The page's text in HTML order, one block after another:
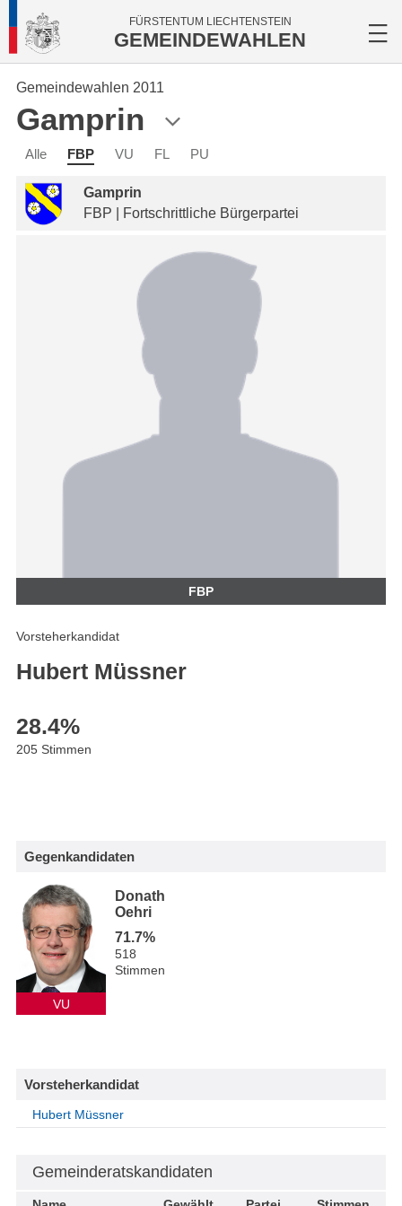
FÜRSTENTUM LIECHTENSTEIN
GEMEINDEWAHLEN
Gemeindewahlen 2011
Gamprin
Alle FBP VU FL PU
Gamprin
FBP | Fortschrittliche Bürgerpartei
FBP
Vorsteherkandidat
Hubert Müssner
28.4%
205 Stimmen
Gegenkandidaten
VU
Donath
Oehri
71.7%
518
Stimmen
Vorsteherkandidat
Hubert Müssner
Gemeinderatskandidaten